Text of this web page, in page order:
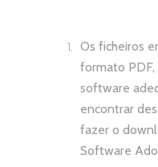
Os ficheiros
formato PDF,
software
encontrar
fazer o
Software